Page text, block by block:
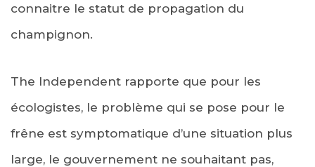
connaitre le statut de propagation du
champignon.
The Independent rapporte que pour les
écologistes, le problème qui se pose pour le
frêne est symptomatique d’une situation plus
large, le gouvernement ne souhaitant pas,